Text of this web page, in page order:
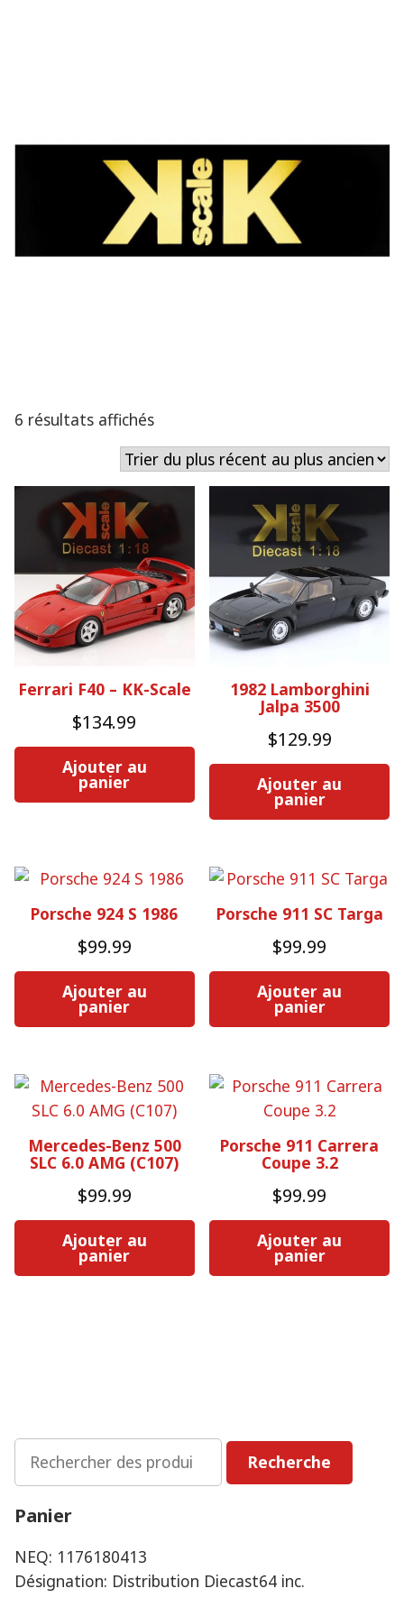
6 résultats affichésTrié
du
plus
récent
ancien
Ferrari F40 – KK-Scale
$134.99
Ajouter au
panier
1982 Lamborghini
Jalpa 3500
$129.99
Ajouter au
panier
Porsche 924 S 1986
$99.99
Ajouter au
panier
Porsche 911 SC Targa
$99.99
Ajouter au
panier
Mercedes-Benz 500
SLC 6.0 AMG (C107)
$99.99
Ajouter au
panier
Porsche 911 Carrera
Coupe 3.2
$99.99
Ajouter au
panier
Recherche
Panier
NEQ: 1176180413
Désignation: Distribution Diecast64 inc.